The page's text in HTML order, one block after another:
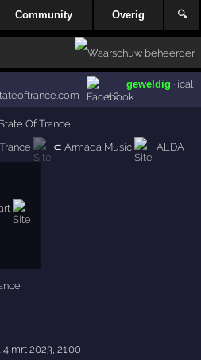
Community Overig 🔍
× 2
geweldig · ical
⊂Armada Music ,ALDA
4 mrt 2023, 21:00